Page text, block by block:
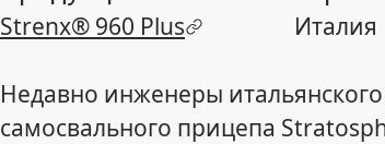
Strenx® 960 Plus Италия
Недавно инженеры
самосвального прицепа